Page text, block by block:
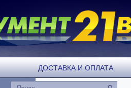
ДОСТАВКА И ОПЛАТА